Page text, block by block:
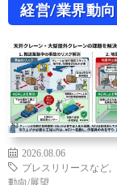
経営/業界動向
2026.08.06
プレスリリースなど
動向/展望